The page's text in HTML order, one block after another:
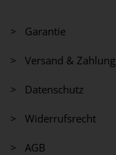
> Garantie
> Versand & Zahlung
> Datenschutz
> Widerrufsrecht
> AGB